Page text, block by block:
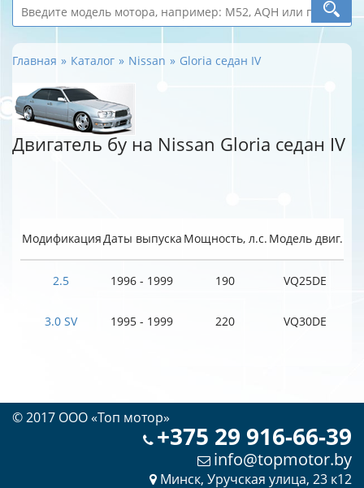
Главная Каталог Nissan Gloria седан IV
Двигатель бу на Nissan Gloria седан IV
МодификацияДаты выпуска Мощность, л.с. Модель двиг.
2.5 1996 - 1999 190 VQ25DE
3.0 SV 1995 - 1999 220 VQ30DE
© 2017 OOO «Топ мотор»
+375 29 916-66-39
info@topmotor.by
Минск, Уручская улица, 23 к12